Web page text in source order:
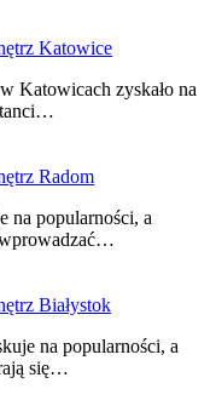
Katowice
Katowicach zyskało na
Radom
na popularności, a
Białystok
na popularności, a
się…